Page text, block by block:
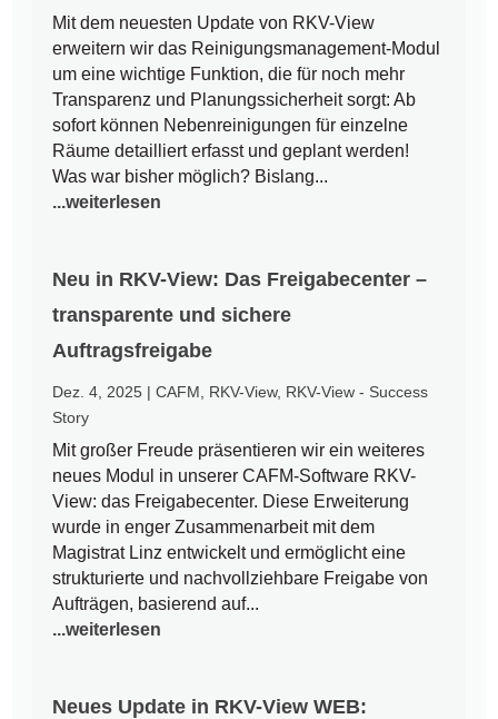
Mit dem neuesten Update von RKV-View
erweitern wir das Reinigungsmanagement-Modul
um eine wichtige Funktion, die für noch mehr
Transparenz und Planungssicherheit sorgt: Ab
sofort können Nebenreinigungen für einzelne
Räume detailliert erfasst und geplant werden!
Was war bisher möglich? Bislang...
...weiterlesen
Neu in RKV-View: Das Freigabecenter –
transparente und sichere
Auftragsfreigabe
Dez. 4, 2025 |CAFM RKV-View, RKV-View - Success
Story
Mit großer Freude präsentieren wir ein weiteres
neues Modul in unserer CAFM-Software RKV-
View: das Freigabecenter. Diese Erweiterung
wurde in enger Zusammenarbeit mit dem
Magistrat Linz entwickelt und ermöglicht eine
strukturierte und nachvollziehbare Freigabe von
Aufträgen, basierend auf...
...weiterlesen
Neues Update in RKV-View WEB: